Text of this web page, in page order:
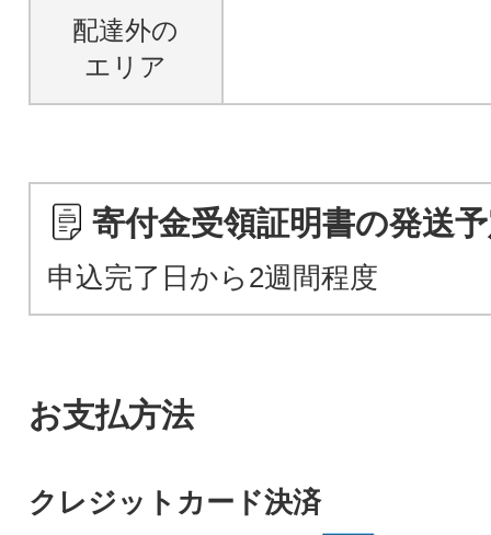
配達外の
エリア
寄付金受領証明書の発送
申込完了日から2週間程度
お支払方法
クレジットカード決済